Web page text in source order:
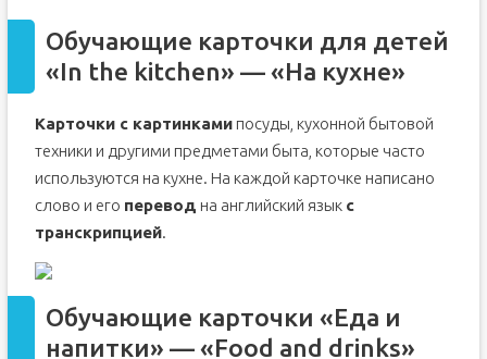
Обучающие карточки для детей
«In the kitchen» — «На кухне»
Карточки с картинкамипосуды, кухонной бытовой
техники и другими предметами быта, которые часто
используются на кухне. На каждой карточке написано
слово и его перевод на английский язык с
транскрипцией.
Обучающие карточки «Еда и
напитки» — «Food and drinks»